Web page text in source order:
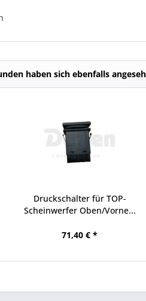
haben sich ebenfalls
Druckschalter für TOP-
Scheinwerfer Oben/Vorne...
71,40 € *